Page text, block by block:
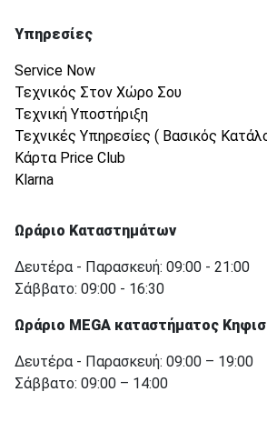
Υπηρεσίες
Service Now
Τεχνικός Στον Χώρο Σου
Τεχνική Υποστήριξη
Τεχνικές Υπηρεσίες ( Βασικός
Κάρτα Price Club
Klarna
Ωράριο Καταστημάτων
Δευτέρα - Παρασκευή: 09:00 - 21:00
Σάββατο: 09:00 - 16:30
Ωράριο MEGA καταστήματος
Δευτέρα - Παρασκευή: 09:00 – 19:00
Σάββατο: 09:00 – 14:00